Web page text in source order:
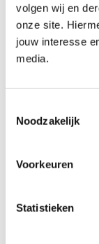
volgen wij en
onze site.
jouw interesse
media.
Noodzakelijk
Voorkeuren
Statistieken